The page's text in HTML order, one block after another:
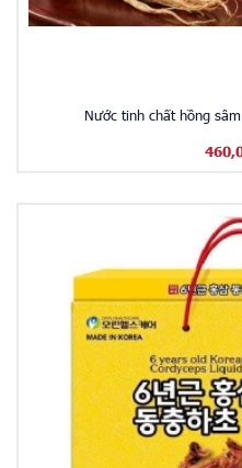
Nước tinh chất hồng